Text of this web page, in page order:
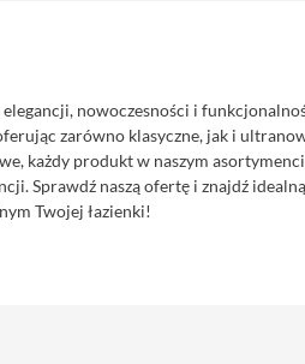
nowoczesności i
zarówno klasyczne, jak i
każdy produkt w naszym
Sprawdź naszą ofertę i znajdź
Twojej łazienki!